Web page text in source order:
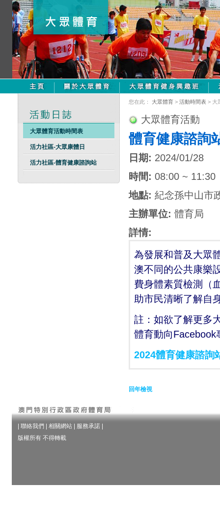
大眾體育活動時間表
活力社區-大眾康體日
活力社區-體育健康諮詢站
您在此： 大眾體育 > 活動時間表 > 大
大眾體育活動
體育健康諮詢
日期: 2024/01/28
時間: 08:00 ~ 11:30
地點: 紀念孫中山市
主辦單位: 體育局
詳情:
為發展和普及大眾
澳不同的公共康樂
費身體素質檢測（
助市民清晰了解自
註：如欲了解更多
體育動向Facebook
2024體育健康諮詢
回年檢視
聯絡我們 相關網站 服務承諾
版權所有 不得轉載